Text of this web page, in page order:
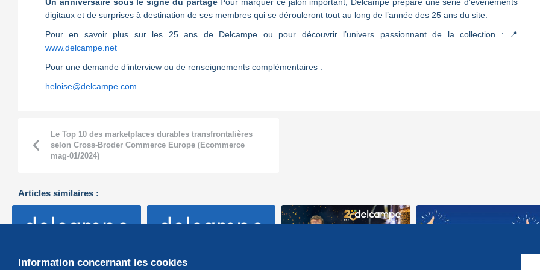
digitaux et de surprises à destination de ses membres qui se dérouleront tout au long de l’année des 25 ans du site.
Pour en savoir plus sur les 25 ans de Delcampe ou pour découvrir l’univers passionnant de la collection : 📍
www.delcampe.net
Pour une demande d’interview ou de renseignements complémentaires :
heloise@delcampe.com
Le Top 10 des marketplaces durables transfrontalières
selon Cross-Broder Commerce Europe (Ecommerce
mag-01/2024)
Articles similaires :
Delcampe fait partie du
Delcampe reçoit
Information concernant les cookies